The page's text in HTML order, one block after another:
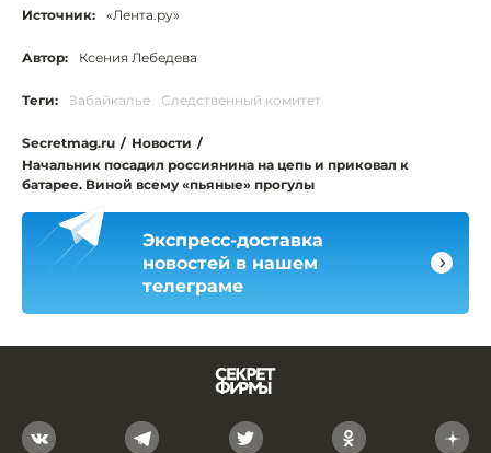
Источник: «Лента.ру»
Автор: Ксения Лебедева
Теги: Забайкалье Следственный комитет
Secretmag.ru / Новости /
Начальник посадил россиянина на цепь и приковал к
батарее. Виной всему «пьяные» прогулы
Экспресс-доставка
новостей в нашем
телеграме